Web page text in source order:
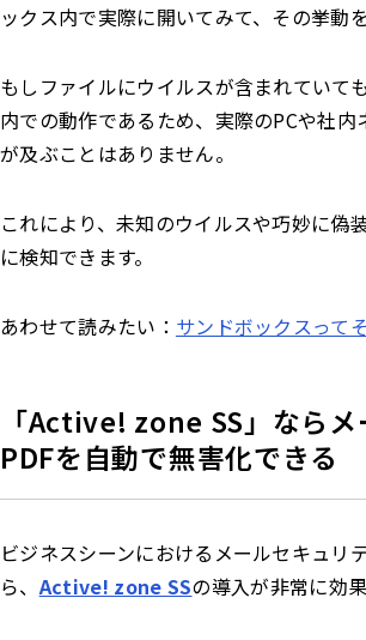
ックス内で実際に開いてみて、その挙動
もしファイルにウイルスが含まれていて
内での動作であるため、実際のPCや社
が及ぶことはありません。
これにより、未知のウイルスや巧妙に偽
に検知できます。
あわせて読みたい： サンドボックスって
「Active! zone SS」なら
PDFを自動で無害化できる
ビジネスシーンにおけるメールセキュリ
ら、Active! zone SSの導入が非常に効果